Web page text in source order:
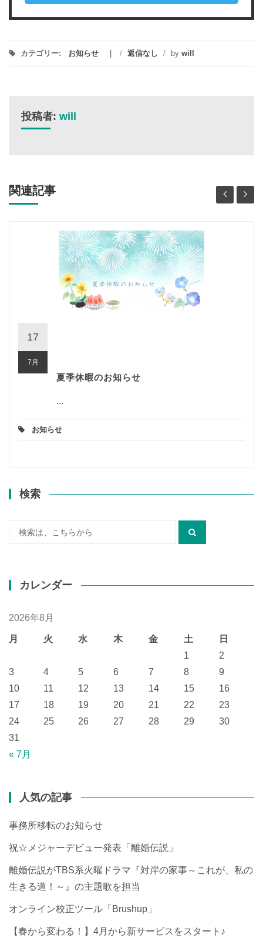
カテゴリー: お知らせ / 返信なし / by will
投稿者: will
関連記事
17
7月
夏季休暇のお知らせ
...
お知らせ
検索
カレンダー
2026年8月
月 火 水 木 金 土 日
« 7月
1
2
3
4 5 6 7 8
9
10
11 12 13 14 15
16
17
18 19 20 21 22
23
24
25 26 27 28 29
30
31
人気の記事
事務所移転のお知らせ
祝☆メジャーデビュー発表「離婚伝説」
離婚伝説がTBS系火曜ドラマ『対岸の家事～これが、私の
生きる道！～』の主題歌を担当
オンライン校正ツール「Brushup」
【春から変わる！】4月から新サービスをスタート♪